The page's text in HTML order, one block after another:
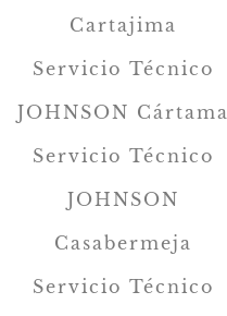
Cartajima
Servicio Técnico
JOHNSON Cártama
Servicio Técnico
JOHNSON
Casabermeja
Servicio Técnico